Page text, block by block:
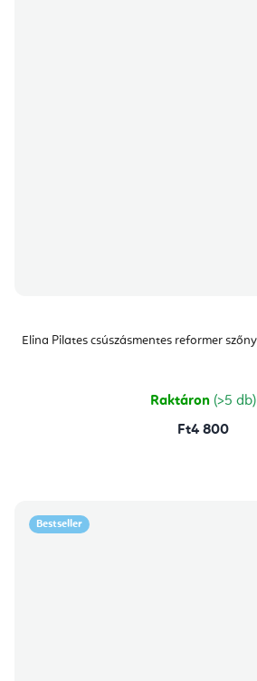
Elina Pilates csúszásmentes reformer
Raktáron (>5 db)
Ft4 800
Bestseller